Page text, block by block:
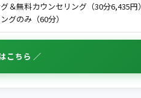
＆無料カウンセリング（30分6,435円）
グのみ（60分）
こちら ／